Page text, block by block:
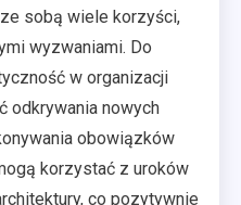
sobą wiele korzyści,
wyzwaniami. Do
w organizacji
odkrywania nowych
obowiązków
korzystać z uroków
co pozytywnie